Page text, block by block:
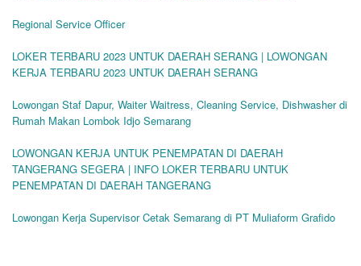
Regional Service Officer
LOKER TERBARU 2023 UNTUK DAERAH SERANG | LOWONGAN
KERJA TERBARU 2023 UNTUK DAERAH SERANG
Lowongan Staf Dapur, Waiter Waitress, Cleaning Service, Dishwasher di
Rumah Makan Lombok Idjo Semarang
LOWONGAN KERJA UNTUK PENEMPATAN DI DAERAH
TANGERANG SEGERA | INFO LOKER TERBARU UNTUK
PENEMPATAN DI DAERAH TANGERANG
Lowongan Kerja Supervisor Cetak Semarang di PT Muliaform Grafido